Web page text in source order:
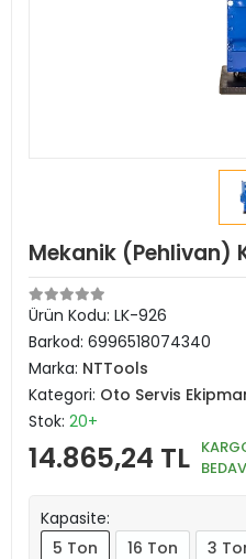
Mekanik (Pehlivan)
Ürün Kodu: LK-926
Barkod: 6996518074340
Marka: NTTools
Kategori: Oto Servis
Stok: 20+
14.865,24 TL
Kapasite:
5 Ton
16 Ton 3